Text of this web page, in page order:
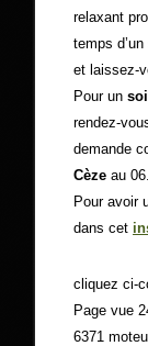
relaxant
temps
et laissez-
Pour un
rendez-
demande
Cèze au
Pour avoir
dans cet
cliquez ci-
Page vue
6371